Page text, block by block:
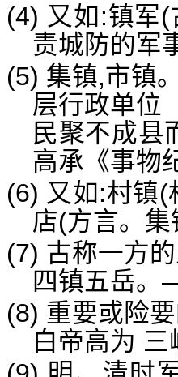
(4) 又如:镇军
责城防的军
(5) 集镇,市镇
层行政单位
民聚不成
高承《事物
(6) 又如:村镇(
店(方言。集
(7) 古称一方
四镇五岳
(8) 重要或险
白帝高为